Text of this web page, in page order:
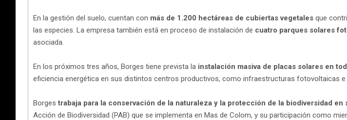
En la gestión del suelo, cuentan con más de 1.200 hectáreas de cubiertas vegetales que
las especies. La empresa también está en proceso de instalación de cuatro parques solares
asociada.
En los próximos tres años, Borges tiene prevista la instalación masiva de placas solares en
eficiencia energética en sus distintos centros productivos, como infraestructuras fotovoltaicas
Borges trabaja para la conservación de la naturaleza y la protección de la biodiversidad en
Acción de Biodiversidad (PAB) que se implementa en Mas de Colom, y su participación como